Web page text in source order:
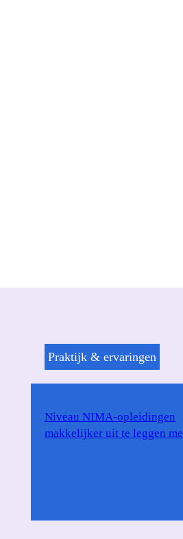
Praktijk & ervaringen
Niveau NIMA-opleidingen
makkelijker uit te leggen